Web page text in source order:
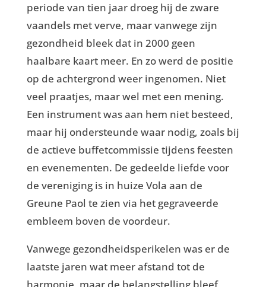
periode van tien jaar droeg hij de zware
vaandels met verve, maar vanwege zijn
gezondheid bleek dat in 2000 geen
haalbare kaart meer. En zo werd de positie
op de achtergrond weer ingenomen. Niet
veel praatjes, maar wel met een mening.
Een instrument was aan hem niet besteed,
maar hij ondersteunde waar nodig, zoals bij
de actieve buffetcommissie tijdens feesten
en evenementen. De gedeelde liefde voor
de vereniging is in huize Vola aan de
Greune Paol te zien via het gegraveerde
embleem boven de voordeur.
Vanwege gezondheidsperikelen was er de
laatste jaren wat meer afstand tot de